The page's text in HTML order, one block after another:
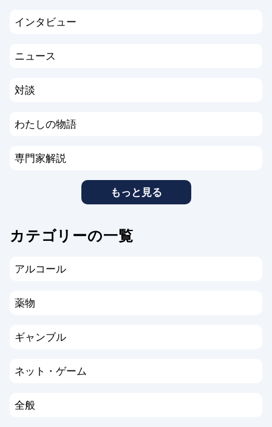
インタビュー
ニュース
対談
わたしの物語
専門家解説
もっと見る
カテゴリーの一覧
アルコール
薬物
ギャンブル
ネット・ゲーム
全般